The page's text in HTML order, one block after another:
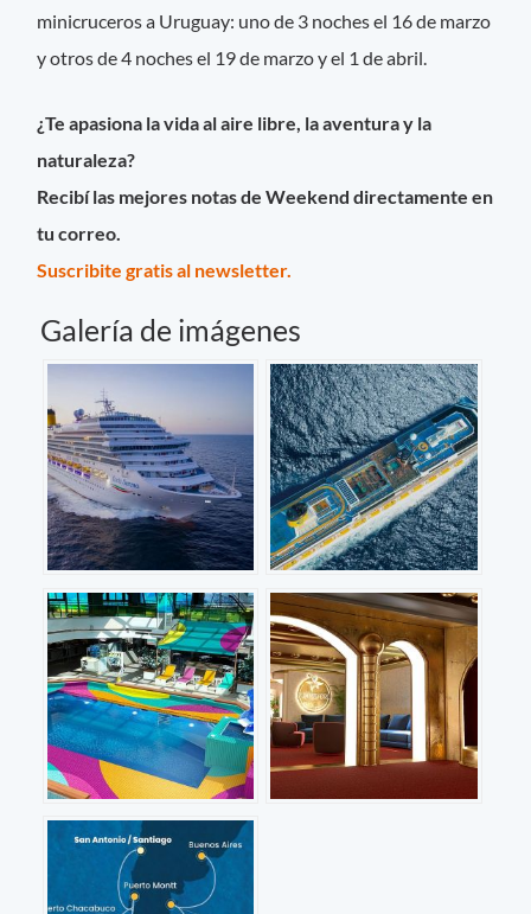
minicruceros a Uruguay: uno de 3 noches el 16 de marzo
y otros de 4 noches el 19 de marzo y el 1 de abril.
¿Te apasiona la vida al aire libre, la aventura y la
naturaleza?
Recibí las mejores notas de Weekend directamente en
tu correo.
Suscribite gratis al newsletter.
Galería de imágenes